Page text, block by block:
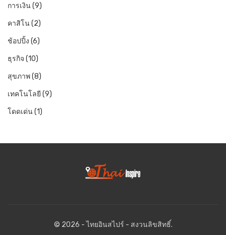
การเงิน(9)
คาสิโน(2)
ช้อปปิ้ง (6)
ธุรกิจ (10)
สุขภาพ(8)
เทคโนโลยี (9)
โดดเด่น(1)
© 2026 - ไทยอินสไปร์ - สงวนลิขสิทธิ์.